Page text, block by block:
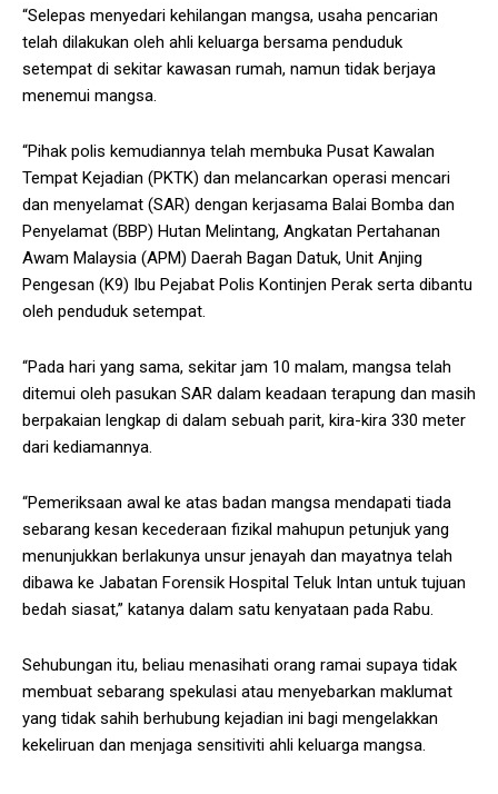
“Selepas menyedari kehilangan mangsa, usaha pencarian
telah dilakukan oleh ahli keluarga bersama penduduk
setempat di sekitar kawasan rumah, namun tidak berjaya
menemui mangsa.
“Pihak polis kemudiannya telah membuka Pusat Kawalan
Tempat Kejadian (PKTK) dan melancarkan operasi mencari
dan menyelamat (SAR) dengan kerjasama Balai Bomba dan
Penyelamat (BBP) Hutan Melintang, Angkatan Pertahanan
Awam Malaysia (APM) Daerah Bagan Datuk, Unit Anjing
Pengesan (K9) Ibu Pejabat Polis Kontinjen Perak serta dibantu
oleh penduduk setempat.
“Pada hari yang sama, sekitar jam 10 malam, mangsa telah
ditemui oleh pasukan SAR dalam keadaan terapung dan masih
berpakaian lengkap di dalam sebuah parit, kira-kira 330 meter
dari kediamannya.
“Pemeriksaan awal ke atas badan mangsa mendapati tiada
sebarang kesan kecederaan fizikal mahupun petunjuk yang
menunjukkan berlakunya unsur jenayah dan mayatnya telah
dibawa ke Jabatan Forensik Hospital Teluk Intan untuk tujuan
bedah siasat,” katanya dalam satu kenyataan pada Rabu.
Sehubungan itu, beliau menasihati orang ramai supaya tidak
membuat sebarang spekulasi atau menyebarkan maklumat
yang tidak sahih berhubung kejadian ini bagi mengelakkan
kekeliruan dan menjaga sensitiviti ahli keluarga mangsa.